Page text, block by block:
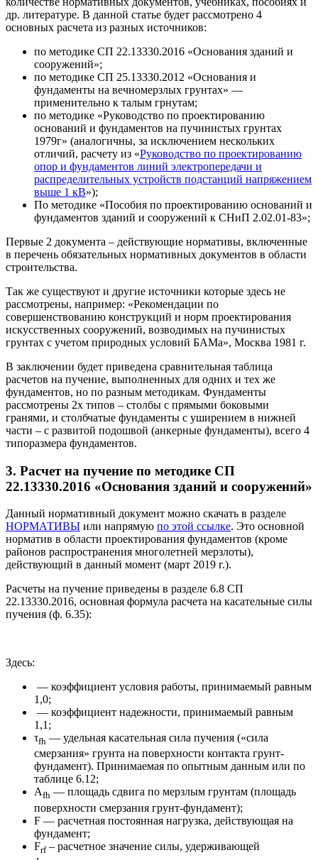
др. литературе. В данной статье будет рассмотрено 4
основных расчета из разных источников:
по методике СП 22.13330.2016 «Основания зданий и
сооружений»;
по методике СП 25.13330.2012 «Основания и
фундаменты на вечномерзлых грунтах» —
применительно к талым грнутам;
по методике «Руководство по проектированию
оснований и фундаментов на пучинистых грунтах
1979г» (аналогичны, за исключением нескольких
отличий, расчету из «Руководство по проектированию
опор и фундаментов линий электропередачи и
распределительных устройств подстанций напряжением
выше 1 кВ»);
По методике «Пособия по проектированию оснований и
фундаментов зданий и сооружений к СНиП 2.02.01-83»;
Первые 2 документа – действующие нормативы, включенные
в перечень обязательных нормативных документов в области
строительства.
Так же существуют и другие источники которые здесь не
рассмотрены, например: «Рекомендации по
совершенствованию конструкций и норм проектирования
искусственных сооружений, возводимых на пучинистых
грунтах с учетом природных условий БАМа», Москва 1981 г.
В заключении будет приведена сравнительная таблица
расчетов на пучение, выполненных для одних и тех же
фундаментов, но по разным методикам. Фундаменты
рассмотрены 2х типов – столбы с прямыми боковыми
гранями, и столбчатые фундаменты с уширением в нижней
части – с развитой подошвой (анкерные фундаменты), всего 4
типоразмера фундаментов.
3. Расчет на пучение по методике СП
22.13330.2016 «Основания зданий и сооружений»
Данный нормативный документ можно скачать в разделе
НОРМАТИВЫ или напрямую по этой ссылке. Это основной
норматив в области проектирования фундаментов (кроме
районов распространения многолетней мерзлоты),
действующий в данный момент (март 2019 г.).
Расчеты на пучение приведены в разделе 6.8 СП
22.13330.2016, основная формула расчета на касательные силы
пучения (ф. 6.35):
Здесь:
— коэффициент условия работы, принимаемый равным
1,0;
— коэффициент надежности, принимаемый равным
1,1;
τfh — удельная касательная сила пучения («сила
смерзания» грунта на поверхности контакта грунт-
фундамент). Принимаемая по опытным данным или по
таблице 6.12;
Afh — площадь сдвига по мерзлым грунтам (площадь
поверхности смерзания грунт-фундамент);
F — расчетная постоянная нагрузка, действующая на
фундамент;
Frf– расчетное значение силы, удерживающей